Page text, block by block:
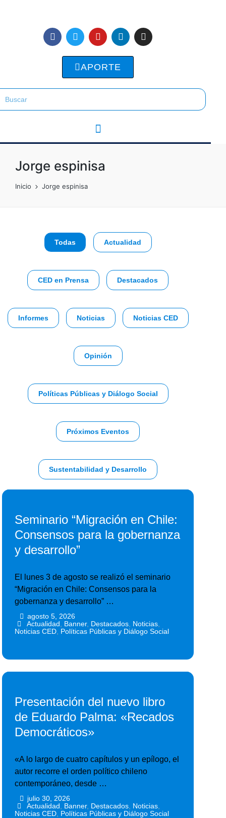
APORTE
Jorge espinisa
Inicio Jorge espinisa
Todas Actualidad
CED en Prensa Destacados
Informes Noticias Noticias CED
Opinión
Políticas Públicas y Diálogo Social
Próximos Eventos
Sustentabilidad y Desarrollo
Seminario “Migración en Chile:
Consensos para la gobernanza
y desarrollo”
El lunes 3 de agosto se realizó el seminario
“Migración en Chile: Consensos para la
gobernanza y desarrollo” …
agosto 5, 2026
Actualidad Banner, Destacados, Noticias,
Noticias CED Políticas Públicas y Diálogo Social
Presentación del nuevo libro
de Eduardo Palma: «Recados
Democráticos»
«A lo largo de cuatro capítulos y un epílogo, el
autor recorre el orden político chileno
contemporáneo, desde …
julio 30, 2026
Actualidad Banner, Destacados, Noticias,
Noticias CED Políticas Públicas y Diálogo Social